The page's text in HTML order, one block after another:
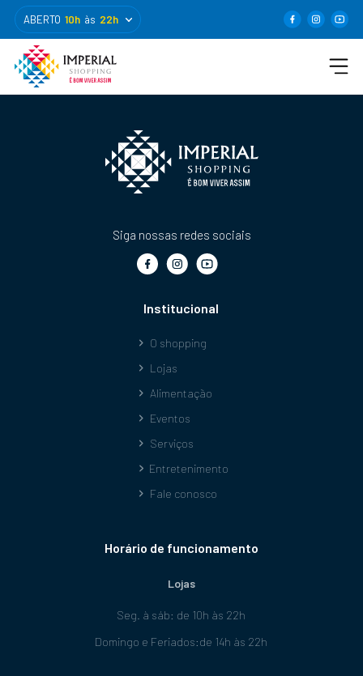
ABERTO 10h às 22h
Siga nossas redes sociais
Institucional
O shopping
Lojas
Alimentação
Eventos
Serviços
Entretenimento
Fale conosco
Horário de funcionamento
Lojas
Seg. à sáb: de 10h às 22h
Domingo e Feriados:de 14h às 22h